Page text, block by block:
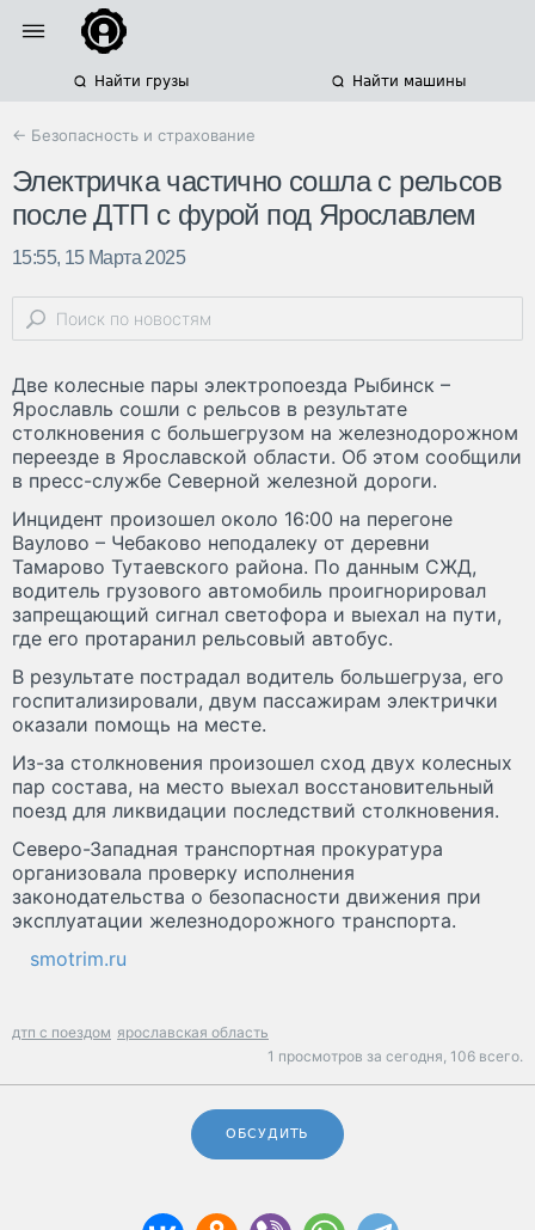
Найти грузы Найти машины
← Безопасность и страхование
Электричка частично сошла с рельсов
после ДТП с фурой под Ярославлем
15:55, 15 Марта 2025
Две колесные пары электропоезда Рыбинск –
Ярославль сошли с рельсов в результате
столкновения с большегрузом на железнодорожном
переезде в Ярославской области. Об этом сообщили
в пресс-службе Северной железной дороги.
Инцидент произошел около 16:00 на перегоне
Ваулово – Чебаково неподалеку от деревни
Тамарово Тутаевского района. По данным СЖД,
водитель грузового автомобиль проигнорировал
запрещающий сигнал светофора и выехал на пути,
где его протаранил рельсовый автобус.
В результате пострадал водитель большегруза, его
госпитализировали, двум пассажирам электрички
оказали помощь на месте.
Из-за столкновения произошел сход двух колесных
пар состава, на место выехал восстановительный
поезд для ликвидации последствий столкновения.
Северо-Западная транспортная прокуратура
организовала проверку исполнения
законодательства о безопасности движения при
эксплуатации железнодорожного транспорта.
smotrim.ru
дтп с поездом ярославская область
1 просмотров за сегодня, 106 всего.
ОБСУДИТЬ